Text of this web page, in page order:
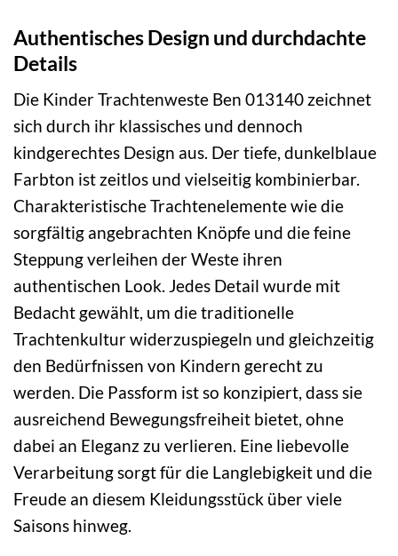
Authentisches Design und durchdachte
Details
Die Kinder Trachtenweste Ben 013140 zeichnet
sich durch ihr klassisches und dennoch
kindgerechtes Design aus. Der tiefe, dunkelblaue
Farbton ist zeitlos und vielseitig kombinierbar.
Charakteristische Trachtenelemente wie die
sorgfältig angebrachten Knöpfe und die feine
Steppung verleihen der Weste ihren
authentischen Look. Jedes Detail wurde mit
Bedacht gewählt, um die traditionelle
Trachtenkultur widerzuspiegeln und gleichzeitig
den Bedürfnissen von Kindern gerecht zu
werden. Die Passform ist so konzipiert, dass sie
ausreichend Bewegungsfreiheit bietet, ohne
dabei an Eleganz zu verlieren. Eine liebevolle
Verarbeitung sorgt für die Langlebigkeit und die
Freude an diesem Kleidungsstück über viele
Saisons hinweg.